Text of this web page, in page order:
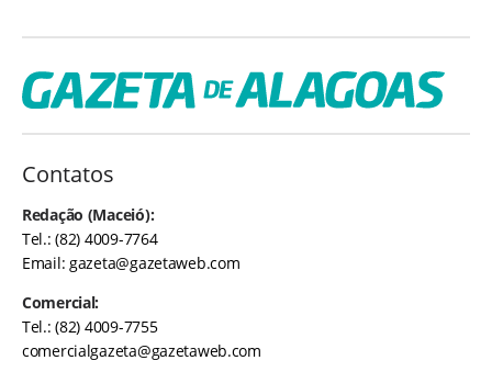
Contatos
Redação (Maceió):
Tel.: (82) 4009-7764
Email:gazeta@gazetaweb.com
Comercial:
Tel.: (82) 4009-7755
comercialgazeta@gazetaweb.com